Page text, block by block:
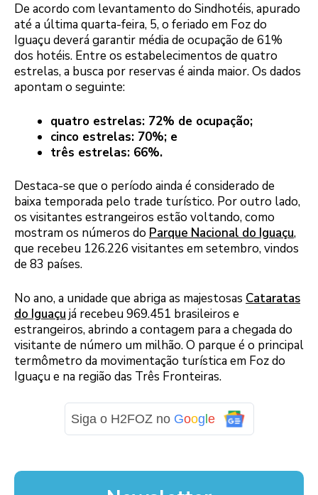
De acordo com levantamento do Sindhotéis, apurado
até a última quarta-feira, 5, o feriado em Foz do
Iguaçu deverá garantir média de ocupação de 61%
dos hotéis. Entre os estabelecimentos de quatro
estrelas, a busca por reservas é ainda maior. Os dados
apontam o seguinte:
quatro estrelas: 72% de ocupação;
cinco estrelas: 70%; e
três estrelas: 66%.
Destaca-se que o período ainda é considerado de
baixa temporada pelo trade turístico. Por outro lado,
os visitantes estrangeiros estão voltando, como
mostram os números do Parque Nacional do Iguaçu,
que recebeu 126.226 visitantes em setembro, vindos
de 83 países.
No ano, a unidade que abriga as majestosas Cataratas
do Iguaçu já recebeu 969.451 brasileiros e
estrangeiros, abrindo a contagem para a chegada do
visitante de número um milhão. O parque é o principal
termômetro da movimentação turística em Foz do
Iguaçu e na região das Três Fronteiras.
Siga o H2FOZ no Goog e